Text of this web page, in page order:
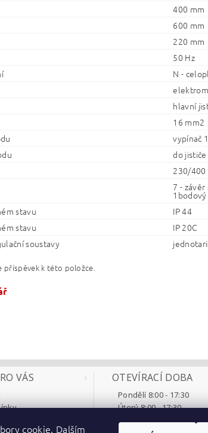
400 mm
600 mm
220 mm
50 Hz
N -
hlavní
16 mm2
vypínač
do
230/400
7 -
1bodový
stavu
IP 44
stavu
IP 20C
soustavy
příspěvek k této položce.
VÁS OTEVÍRACÍ DOBA
Pondělí 8:00 - 17:30
Úterý 8:00 - 17:30
Středa 8:00 - 17:30
cookie. Dalším